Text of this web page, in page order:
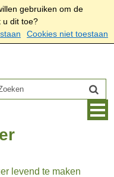
gebruiken om de
u dit toe?
Cookies niet toestaan
levend te maken